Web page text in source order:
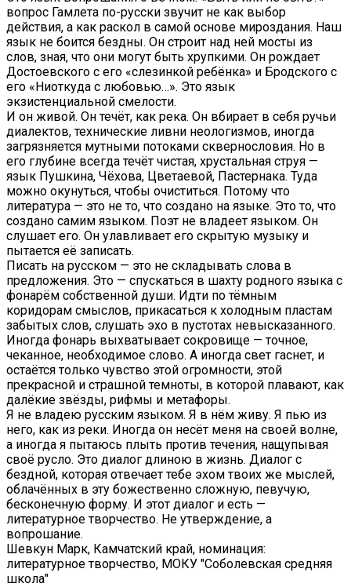
вопрос Гамлета по-русски звучит не как выбор
действия, а как раскол в самой основе мироздания. Наш
язык не боится бездны. Он строит над ней мосты из
слов, зная, что они могут быть хрупкими. Он рождает
Достоевского с его «слезинкой ребёнка» и Бродского с
его «Ниоткуда с любовью…». Это язык
экзистенциальной смелости.
И он живой. Он течёт, как река. Он вбирает в себя ручьи
диалектов, технические ливни неологизмов, иногда
загрязняется мутными потоками сквернословия. Но в
его глубине всегда течёт чистая, хрустальная струя —
язык Пушкина, Чёхова, Цветаевой, Пастернака. Туда
можно окунуться, чтобы очиститься. Потому что
литература — это не то, что создано на языке. Это то, что
создано самим языком. Поэт не владеет языком. Он
слушает его. Он улавливает его скрытую музыку и
пытается её записать.
Писать на русском — это не складывать слова в
предложения. Это — спускаться в шахту родного языка с
фонарём собственной души. Идти по тёмным
коридорам смыслов, прикасаться к холодным пластам
забытых слов, слушать эхо в пустотах невысказанного.
Иногда фонарь выхватывает сокровище — точное,
чеканное, необходимое слово. А иногда свет гаснет, и
остаётся только чувство этой огромности, этой
прекрасной и страшной темноты, в которой плавают, как
далёкие звёзды, рифмы и метафоры.
Я не владею русским языком. Я в нём живу. Я пью из
него, как из реки. Иногда он несёт меня на своей волне,
а иногда я пытаюсь плыть против течения, нащупывая
своё русло. Это диалог длиною в жизнь. Диалог с
бездной, которая отвечает тебе эхом твоих же мыслей,
облачённых в эту божественно сложную, певучую,
бесконечную форму. И этот диалог и есть —
литературное творчество. Не утверждение, а
вопрошание.
Шевкун Марк, Камчатский край, номинация:
литературное творчество, МОКУ "Соболевская средняя
школа"